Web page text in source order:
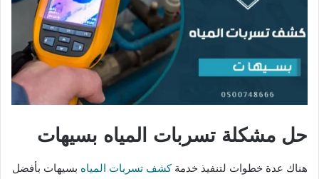
حل مشكلة تسربات المياه بسيهات
هناك عدة خطوات لتنفيذ خدمةكشف تسربات المياه بسيهات بأفضل